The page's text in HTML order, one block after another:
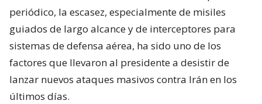
periódico, la escasez, especialmente de misiles
guiados de largo alcance y de interceptores para
sistemas de defensa aérea, ha sido uno de los
factores que llevaron al presidente a desistir de
lanzar nuevos ataques masivos contra Irán en los
últimos días.